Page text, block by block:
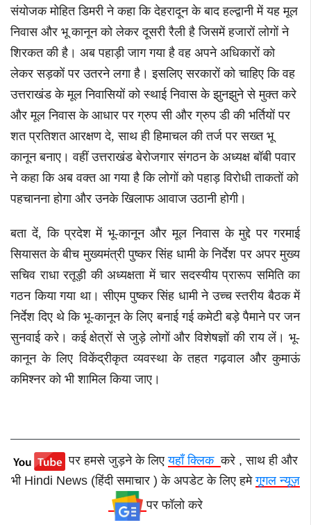
संयोजक मोहित डिमरी ने कहा कि देहरादून के बाद हल्द्वानी में यह मूल
निवास और भू कानून को लेकर दूसरी रैली है जिसमें हजारों लोगों ने
शिरकत की है। अब पहाड़ी जाग गया है वह अपने अधिकारों को
लेकर सड़कों पर उतरने लगा है। इसलिए सरकारों को चाहिए कि वह
उत्तराखंड के मूल निवासियों को स्थाई निवास के झुनझुने से मुक्त करे
और मूल निवास के आधार पर ग्रुप सी और ग्रुप डी की भर्तियों पर
शत प्रतिशत आरक्षण दे, साथ ही हिमाचल की तर्ज पर सख्त भू
कानून बनाए। वहीं उत्तराखंड बेरोजगार संगठन के अध्यक्ष बॉबी पवार
ने कहा कि अब वक्त आ गया है कि लोगों को पहाड़ विरोधी ताकतों को
पहचानना होगा और उनके खिलाफ आवाज उठानी होगी।
बता दें, कि प्रदेश में भू-कानून और मूल निवास के मुद्दे पर गरमाई
सियासत के बीच मुख्यमंत्री पुष्कर सिंह धामी के निर्देश पर अपर मुख्य
सचिव राधा रतूड़ी की अध्यक्षता में चार सदस्यीय प्रारूप समिति का
गठन किया गया था। सीएम पुष्कर सिंह धामी ने उच्च स्तरीय बैठक में
निर्देश दिए थे कि भू-कानून के लिए बनाई गई कमेटी बड़े पैमाने पर जन
सुनवाई करे। कई क्षेत्रों से जुड़े लोगों और विशेषज्ञों की राय लें। भू-
कानून के लिए विकेंद्रीकृत व्यवस्था के तहत गढ़वाल और कुमाऊं
कमिश्नर को भी शामिल किया जाए।
पर हमसे जुड़ने के लिएयहाँ क्लिककरे , साथ ही और
भी Hindi News (हिंदी समाचार ) के अपडेट के लिए हमेगूगल न्यूज़
पर फॉलो करे